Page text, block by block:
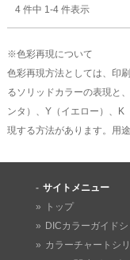
4 件中 1-4 件表示
※色彩再現について
色彩再現方法としては、印
るソリッドカラーの表現と
ンタ）、Y（イエロー）、K
現する方法があります。用
サイトメニュー
トップ
DICカラーガイド
カラーチャートシ